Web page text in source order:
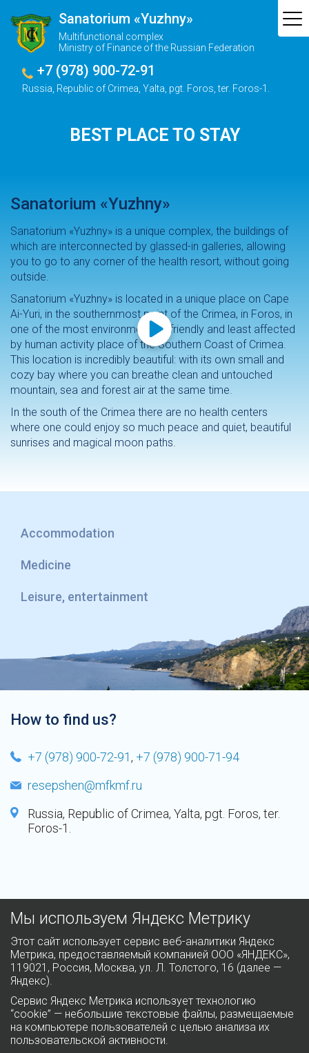
Sanatorium «Yuzhny»
Multifunctional complex
Ministry of Finance of the Russian Federation
+7 (978) 900-72-91
Russia, Republic of Crimea, Yalta, pgt. Foros, ter. Foros-1.
BEST PLACE TO STAY
Sanatorium «Yuzhny»
Sanatorium «Yuzhny» is a unique complex, the buildings of
which are interconnected by glassed-in galleries, allowing
you to go to any corner of the health resort, without going
outside.
Sanatorium «Yuzhny» is located in a unique place on Cape
Ai-Yuri, in the southernmost point of the Crimea, in Foros, in
one of the most environmentally friendly and least affected
by human activity place of the Southern Coast of Crimea.
This location is incredibly beautiful: with its own small and
cozy bay where you can breathe clean and untouched
mountain, sea and forest air at the same time.
In the south of the Crimea there are no health centers
where one could enjoy so much peace and quiet, beautiful
sunrises and magical moon paths.
Accommodation
Medicine
Leisure, entertainment
How to find us?
+7 (978) 900-72-91, +7 (978) 900-71-94
resepshen@mfkmf.ru
Russia, Republic of Crimea, Yalta, pgt. Foros, ter.
Foros-1.
Мы используем Яндекс Метрику
Этот сайт использует сервис веб-аналитики Яндекс
Метрика, предоставляемый компанией ООО «ЯНДЕКС»,
119021, Россия, Москва, ул. Л. Толстого, 16 (далее —
Яндекс).
Сервис Яндекс Метрика использует технологию
“cookie” — небольшие текстовые файлы, размещаемые
на компьютере пользователей с целью анализа их
пользовательской активности.